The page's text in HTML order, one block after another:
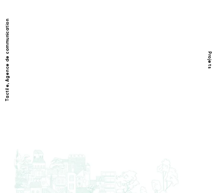
Tactile, Agence de communication Projets